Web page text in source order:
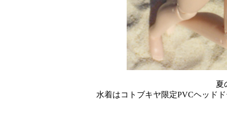
夏
水着はコトブキヤ限定PVCヘッド